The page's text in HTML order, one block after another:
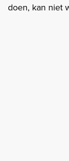
doen, kan niet